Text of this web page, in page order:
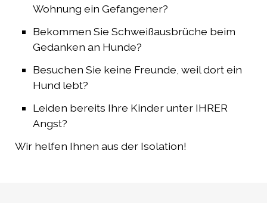
Wohnung ein Gefangener?
Bekommen Sie Schweißausbrüche beim
Gedanken an Hunde?
Besuchen Sie keine Freunde, weil dort ein
Hund lebt?
Leiden bereits Ihre Kinder unter IHRER
Angst?
Wir helfen Ihnen aus der Isolation!